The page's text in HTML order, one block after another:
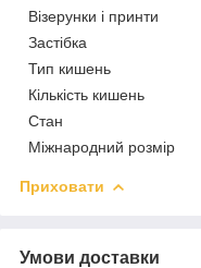
Візерунки і принти
Застібка
Тип кишень
Кількість кишень
Стан
Міжнародний розмір
Приховати
Умови доставки